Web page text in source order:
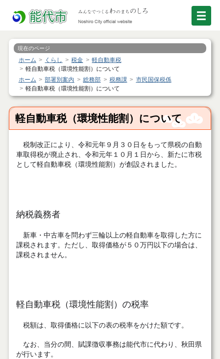
現在のページ
ホーム くらし 税金
軽自動車税
軽自動車税（環境性能割）について
ホーム
部署別案内 総務部 税務課
市民国保税係
軽自動車税（環境性能割）について
軽自動車税（環境性能割）について
税制改正により、令和元年９月３０日をもって県税の自動
車取得税が廃止され、令和元年１０月１日から、新たに市税
として軽自動車税（環境性能割）が創設されました。
納税義務者
新車・中古車を問わず三輪以上の軽自動車を取得した方に
課税されます。ただし、取得価格が５０万円以下の場合は、
課税されません。
軽自動車税（環境性能割）の税率
税額は、取得価格に以下の表の税率をかけた額です。
なお、当分の間、賦課徴収事務は能代市に代わり、秋田県
が行います。